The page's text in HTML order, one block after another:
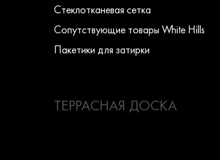
Стеклотканевая сетка
Сопутствующие товары White Hills
Пакетики для затирки
ТЕРРАСНАЯ ДОСКА